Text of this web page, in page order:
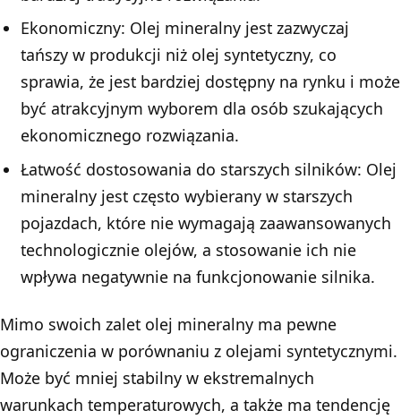
Ekonomiczny: Olej mineralny jest zazwyczaj
tańszy w produkcji niż olej syntetyczny, co
sprawia, że jest bardziej dostępny na rynku i może
być atrakcyjnym wyborem dla osób szukających
ekonomicznego rozwiązania.
Łatwość dostosowania do starszych silników: Olej
mineralny jest często wybierany w starszych
pojazdach, które nie wymagają zaawansowanych
technologicznie olejów, a stosowanie ich nie
wpływa negatywnie na funkcjonowanie silnika.
Mimo swoich zalet olej mineralny ma pewne
ograniczenia w porównaniu z olejami syntetycznymi.
Może być mniej stabilny w ekstremalnych
warunkach temperaturowych, a także ma tendencję